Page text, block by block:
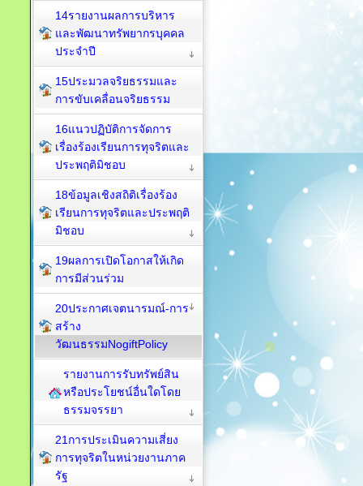
14รายงานผลการบริหาร
และพัฒนาทรัพยากรบุคคล
ประจำปี
15ประมวลจริยธรรมและ
การขับเคลื่อนจริยธรรม
16แนวปฏิบัติการจัดการ
เรื่องร้องเรียนการทุจริตและ
ประพฤติมิชอบ
18ข้อมูลเชิงสถิติเรื่องร้อง
เรียนการทุจริตและประพฤติ
มิชอบ
19ผลการเปิดโอกาสให้เกิด
การมีส่วนร่วม
20ประกาศเจตนารมณ์-การ
สร้าง
วัฒนธรรมNogiftPolicy
รายงานการรับทรัพย์สิน
หรือประโยชน์อื่นใดโดย
ธรรมจรรยา
21การประเมินความเสี่ยง
การทุจริตในหน่วยงานภาค
รัฐ